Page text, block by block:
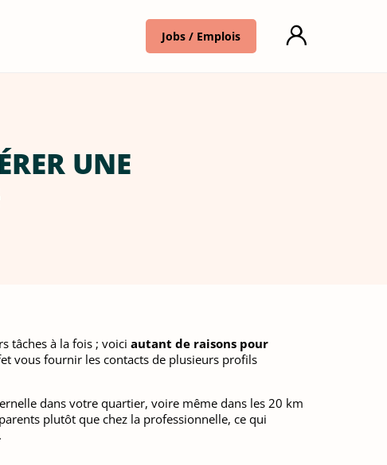
Jobs / Emplois
UNE
tâches à la fois ; voici autant de raisons pour
vous fournir les contacts de plusieurs profils
dans votre quartier, voire même dans les 20 km
plutôt que chez la professionnelle, ce qui